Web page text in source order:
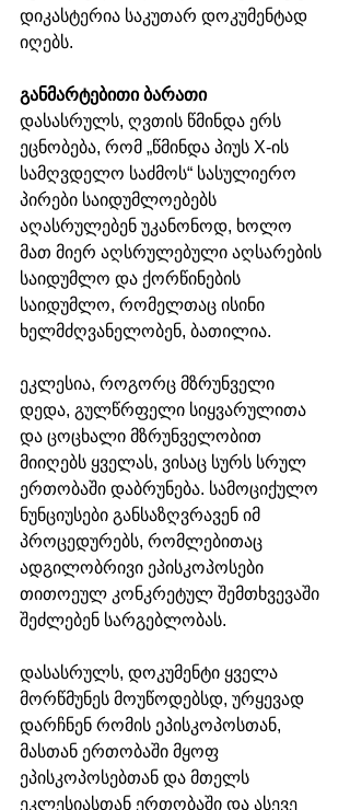
დიკასტერია საკუთარ დოკუმენტად
იღებს.
განმარტებითი ბარათი
დასასრულს, ღვთის წმინდა ერს
ეცნობება, რომ „წმინდა პიუს X-ის
სამღვდელო საძმოს“ სასულიერო
პირები საიდუმლოებებს
აღასრულებენ უკანონოდ, ხოლო
მათ მიერ აღსრულებული აღსარების
საიდუმლო და ქორწინების
საიდუმლო, რომელთაც ისინი
ხელმძღვანელობენ, ბათილია.
ეკლესია, როგორც მზრუნველი
დედა, გულწრფელი სიყვარულითა
და ცოცხალი მზრუნველობით
მიიღებს ყველას, ვისაც სურს სრულ
ერთობაში დაბრუნება. სამოციქულო
ნუნციუსები განსაზღვრავენ იმ
პროცედურებს, რომლებითაც
ადგილობრივი ეპისკოპოსები
თითოეულ კონკრეტულ შემთხვევაში
შეძლებენ სარგებლობას.
დასასრულს, დოკუმენტი ყველა
მორწმუნეს მოუწოდებსდ, ურყევად
დარჩნენ რომის ეპისკოპოსთან,
მასთან ერთობაში მყოფ
ეპისკოპოსებთან და მთელს
ეკლესიასთან ერთობაში და ასევე